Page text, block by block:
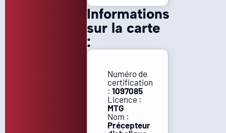
Informations
sur la carte
:
Numéro de
certification
: 1097085
Licence :
MTG
Nom :
Précepteur